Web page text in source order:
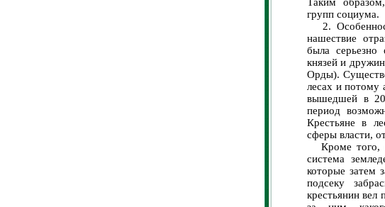
групп социума.
2.
нашествие
была серьезно
князей и
Орды).
лесах и потому
вышедшей в
период
Крестьяне в
сферы власти,
Кроме того, в
система
которые затем
подсеку
крестьянин вел